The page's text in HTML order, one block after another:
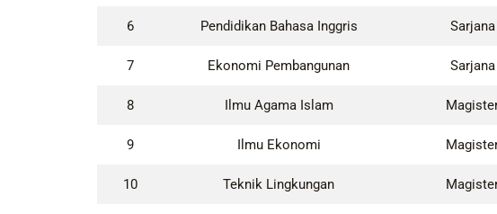
6 Pendidikan Bahasa Inggris Sarjana
7 Ekonomi Pembangunan Sarjana
8 Ilmu Agama Islam
9 Ilmu Ekonomi
10 Teknik Lingkungan